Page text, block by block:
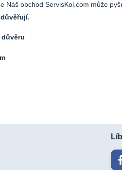
Náš obchod ServisKol.com může
důvěru